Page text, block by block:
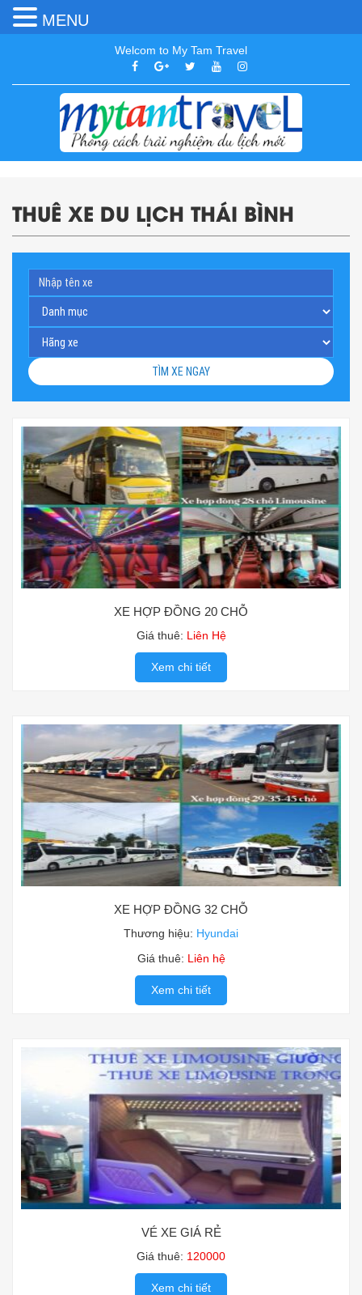
Welcom to My Tam Travel
THUÊ XE DU LỊCH THÁI BÌNH
TÌM XE NGAY
XE HỢP ĐỒNG 20 CHỖ
Giá thuê: Liên Hệ
Xem chi tiết
XE HỢP ĐỒNG 32 CHỖ
Thương hiệu: Hyundai
Giá thuê: Liên hệ
Xem chi tiết
VÉ XE GIÁ RẺ
Giá thuê: 120000
Xem chi tiết
MENU